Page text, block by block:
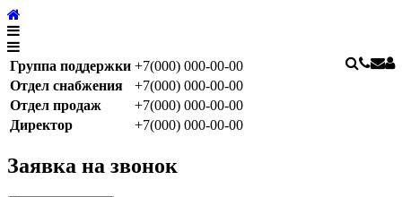
Группа поддержки +7(000) 000-00-00
Отдел снабжения
+7(000) 000-00-00
Отдел продаж
+7(000) 000-00-00
Директор
+7(000) 000-00-00
Заявка на звонок